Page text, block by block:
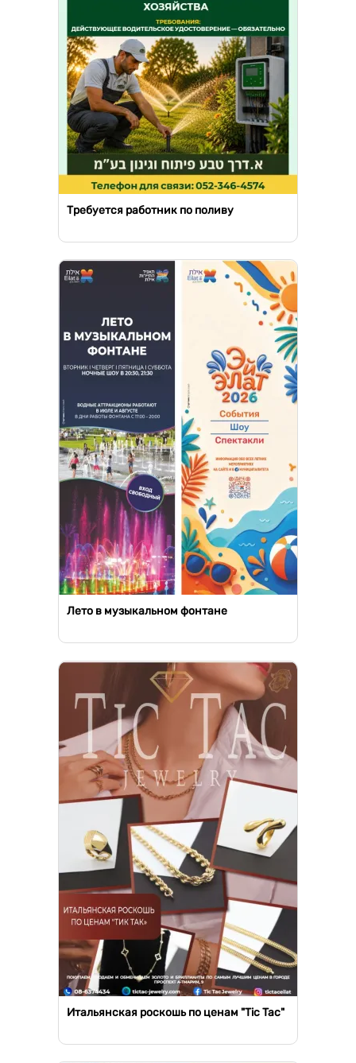
Требуется работник по поливу
Лето в музыкальном фонтане
Итальянская роскошь по ценам "Tic Tac"